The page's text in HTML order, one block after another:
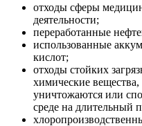
отходы сферы
деятельности;
переработанные
использованные
кислот;
отходы стойких
химические вещества,
уничтожаются или
среде на длительный